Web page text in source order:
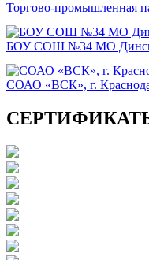
Торгово-промышленная
БОУ СОШ №34 МО
СОАО «ВСК», г.